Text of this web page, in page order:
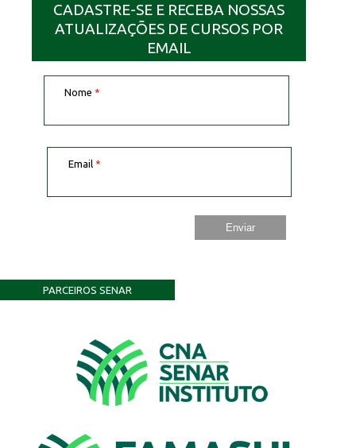
CADASTRE-SE E RECEBA NOSSAS
ATUALIZAÇÕES DE CURSOS POR
EMAIL
Nome *
Email *
PARCEIROS SENAR